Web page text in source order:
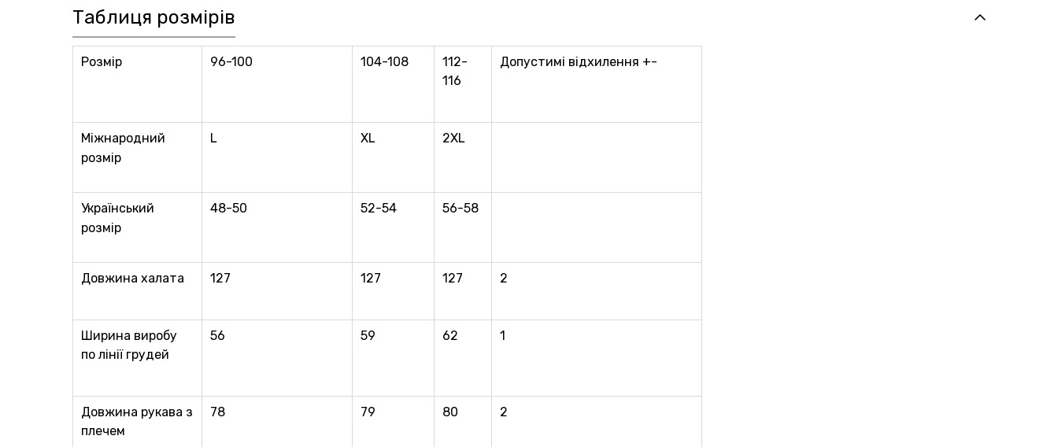
Таблиця розмірів
Розмір 96-100 104-108
112-
116
Допустимі відхилення +-
Міжнародний
розмір
L XL 2XL
Український
розмір
48-50 52-54 56-58
Довжина халата 127 127 127 2
Ширина виробу
по лінії грудей
56 59 62 1
Довжина рукава з
плечем
78 79 80 2